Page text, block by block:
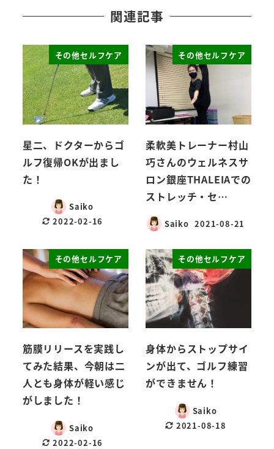
関連記事
その他セルフケア
星二、ドクターからゴ
ルフ復帰OKが出まし
た！
Saiko
2022-02-16
その他セルフケア
柔軟美トレーナー村山
巧さんのウェルネスサ
ロン銀座THALEIAでの
ストレッチ・セ…
Saiko 2021-08-21
その他セルフケア
筋膜リリースを実践し
てみた結果、今朝は二
人とも身体が軽い感じ
がしました！
Saiko
2022-02-16
その他セルフケア
身体からストップサイ
ンが出て、ゴルフ練習
ができません！
Saiko
2021-08-18